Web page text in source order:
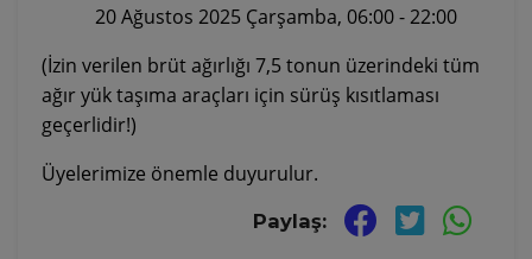
20 Ağustos 2025 Çarşamba, 06:00 - 22:00
(İzin verilen brüt ağırlığı 7,5 tonun üzerindeki tüm
ağır yük taşıma araçları için sürüş kısıtlaması
geçerlidir!)​
Üyelerimize önemle duyurulur.
Paylaş: